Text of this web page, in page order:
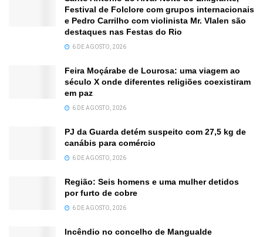
Festival de Folclore com grupos internacionais
e Pedro Carrilho com violinista Mr. Vlalen são
destaques nas Festas do Rio
6 DE AGOSTO, 2026
Feira Moçárabe de Lourosa: uma viagem ao
século X onde diferentes religiões coexistiram
em paz
6 DE AGOSTO, 2026
PJ da Guarda detém suspeito com 27,5 kg de
canábis para comércio
6 DE AGOSTO, 2026
Região: Seis homens e uma mulher detidos
por furto de cobre
6 DE AGOSTO, 2026
Incêndio no concelho de Mangualde